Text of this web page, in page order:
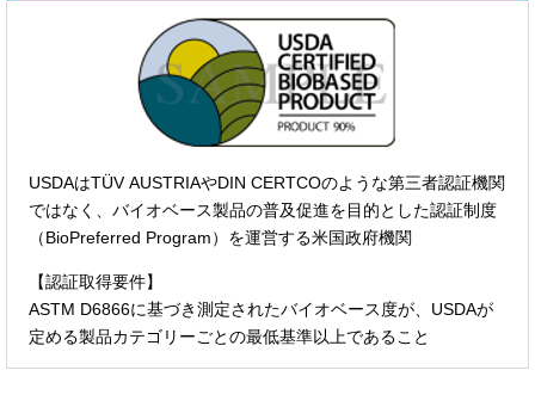
USDAはTÜV AUSTRIAやDIN CERTCOのような第三者認証機関
ではなく、バイオベース製品の普及促進を目的とした認証制度
（BioPreferred Program）を運営する米国政府機関
【認証取得要件】
ASTM D6866に基づき測定されたバイオベース度が、USDAが
定める製品カテゴリーごとの最低基準以上であること